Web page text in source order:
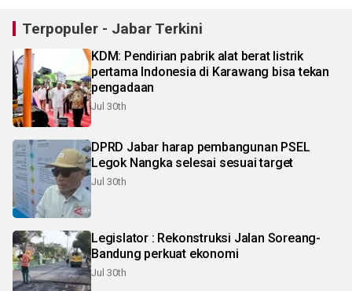
Terpopuler - Jabar Terkini
KDM: Pendirian pabrik alat berat listrik
pertama Indonesia di Karawang bisa tekan
pengadaan
Jul 30th
DPRD Jabar harap pembangunan PSEL
Legok Nangka selesai sesuai target
Jul 30th
Legislator : Rekonstruksi Jalan Soreang-
Bandung perkuat ekonomi
Jul 30th